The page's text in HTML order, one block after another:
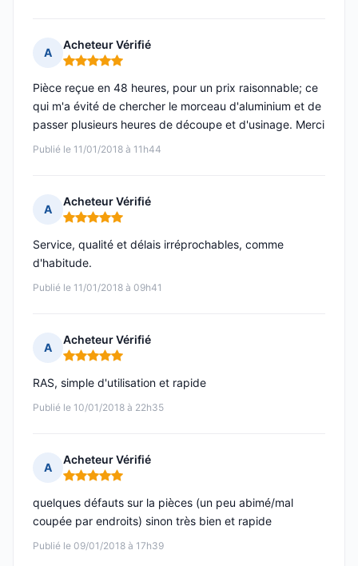
A
Acheteur Vérifié
Note : 5 sur 5
Publié le 11/01/2018 à 11h44
Pièce reçue en 48 heures, pour un prix raisonnable; ce
qui m'a évité de chercher le morceau d'aluminium et de
passer plusieurs heures de découpe et d'usinage. Merci
A
Acheteur Vérifié
Note : 5 sur 5
Publié le 11/01/2018 à 09h41
Service, qualité et délais irréprochables, comme
d'habitude.
A
Acheteur Vérifié
Note : 5 sur 5
Publié le 10/01/2018 à 22h35
RAS, simple d'utilisation et rapide
A
Acheteur Vérifié
Note : 5 sur 5
Publié le 09/01/2018 à 17h39
quelques défauts sur la pièces (un peu abimé/mal
coupée par endroits) sinon très bien et rapide